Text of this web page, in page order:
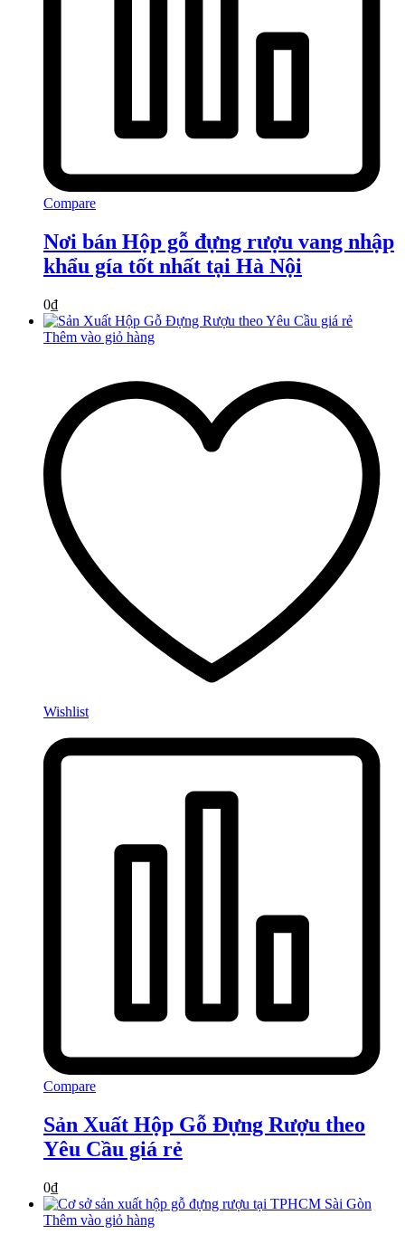
Compare
Nơi bán Hộp gỗ đựng rượu vang nhập
khẩu gía tốt nhất tại Hà Nội
0₫
Thêm vào giỏ hàng
Wishlist
Compare
Sản Xuất Hộp Gỗ Đựng Rượu theo
Yêu Cầu giá rẻ
0₫
Thêm vào giỏ hàng